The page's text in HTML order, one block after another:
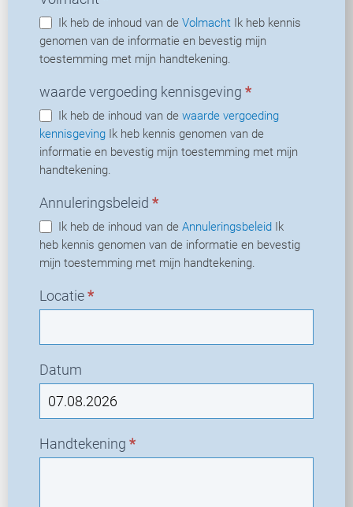
Ik heb de inhoud van de Volmacht Ik heb kennis
genomen van de informatie en bevestig mijn
toestemming met mijn handtekening.
waarde vergoeding kennisgeving *
Ik heb de inhoud van de waarde vergoeding
kennisgeving
informatie en bevestig mijn toestemming met mijn
handtekening.
Annuleringsbeleid *
Ik heb de inhoud van de Annuleringsbeleid
heb kennis genomen van de informatie en bevestig
mijn toestemming met mijn handtekening.
Locatie*
Datum
Handtekening *